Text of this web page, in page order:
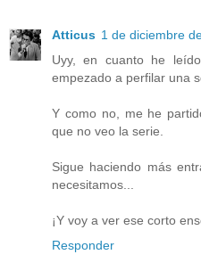
Atticus 1 de diciembre
Uyy, en cuanto he
empezado a perfilar una
Y como no, me he
que no veo la serie.
Sigue haciendo más
necesitamos...
¡Y voy a ver ese corto
Responder